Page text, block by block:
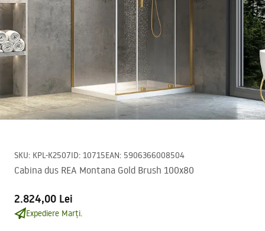
SKU: KPL-K2507ID: 10715EAN: 5906366008504
Cabina dus REA Montana Gold Brush 100x80
2.824,00 Lei
Expediere Marți.